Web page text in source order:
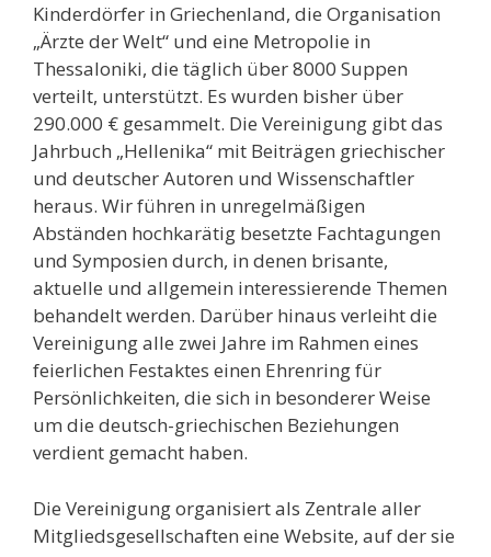
Kinderdörfer in Griechenland, die Organisation
„Ärzte der Welt“ und eine Metropolie in
Thessaloniki, die täglich über 8000 Suppen
verteilt, unterstützt. Es wurden bisher über
290.000 € gesammelt. Die Vereinigung gibt das
Jahrbuch „Hellenika“ mit Beiträgen griechischer
und deutscher Autoren und Wissenschaftler
heraus. Wir führen in unregelmäßigen
Abständen hochkarätig besetzte Fachtagungen
und Symposien durch, in denen brisante,
aktuelle und allgemein interessierende Themen
behandelt werden. Darüber hinaus verleiht die
Vereinigung alle zwei Jahre im Rahmen eines
feierlichen Festaktes einen Ehrenring für
Persönlichkeiten, die sich in besonderer Weise
um die deutsch-griechischen Beziehungen
verdient gemacht haben.
Die Vereinigung organisiert als Zentrale aller
Mitgliedsgesellschaften eine Website, auf der sie